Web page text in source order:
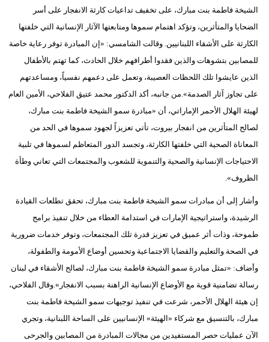
الشيخة فاطمة بنت مبارك، على تخفيف تداعيات كارثة الانفجار على أسر
الضحايا والمتأثرين، وتؤكد اهتمام سموها ومتابعتها الآثار الإنسانية التي خلفتها
الكارثة على الأشقاء اللبنانيين. وقالت الشامسي: «إن المبادرة توفر رعاية خاصة
للمصابين بتشوهات والذين فقدوا أطرافهم خلال الحادث، كما تهتم بالأطفال
الذين عايشوا تلك اللحظات العصيبة، وتعمل على دعمهم نفسياً، ومساعدتهم
على تجاوز آثار الصدمة».من جانبه، أكد الدكتور محمد عتيق الفلاحي، الأمين العام
لهيئة الهلال الأحمر الإماراتي، أن «مبادرة سمو الشيخة فاطمة بنت مبارك،
لصالح المتأثرين من انفجار بيروت، تأتي تعزيزاً لجهود سموها في الحد من
المعاناة الصحية التي خلفتها الكارثة، وتجسد الدور المتعاظم لسموها في تلبية
الاحتياجات الإنسانية والصحية والتنموية للشعوب والمجتمعات التي تعاني وطأة
الظروف».
وأشار إلى أن مبادرات سمو الشيخة فاطمة بنت مبارك، تحقق تطلعات القيادة
الرشيدة، واستراتيجية الإمارات في استدامة العطاء من خلال تنفيذ برامج
طموحة، وذات أثر عميق في تعزيز قدرة تلك المجتمعات، وتوفر خدمات ضرورية
في الصحة والتعليم والقضايا الاجتماعية وتحسين أوضاع الأمومة والطفولة،
وأضاف: «تمثل مبادرة سمو الشيخة فاطمة بنت مبارك، لصالح الأشقاء في لبنان
رسالة تضامنية قوية مع الأوضاع الإنسانية الراهنة بسبب الانفجار».وقال الفلاحي،
إن هيئة الهلال الأحمر، شرعت في تنفيذ توجيهات سمو الشيخة فاطمة بنت
مبارك، بالتنسيق مع شركاء «الهيئة» الإنسانيين على الساحة اللبنانية، وتجري
الآن عمليات حصر المستفيدين من مجالات المبادرة من المصابين والجرحى